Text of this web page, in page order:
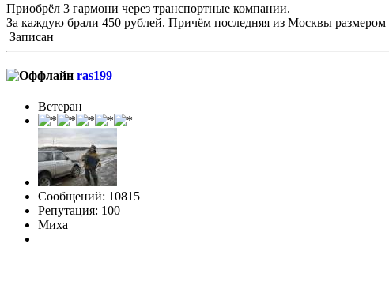
Приобрёл 3 гармони через транспортные компании.
За каждую брали 450 рублей. Причём последняя из Москвы
Записан
ras199
Ветеран
Сообщений: 10815
Репутация: 100
Миха